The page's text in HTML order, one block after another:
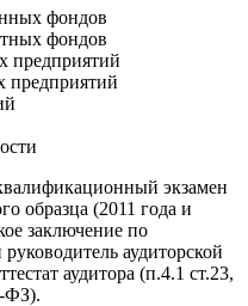
фондов
фондов
предприятий
экзамен
образца (2011 года и
заключение по
аудиторской
аудитора (п.4.1 ст.23,
ФЗ).